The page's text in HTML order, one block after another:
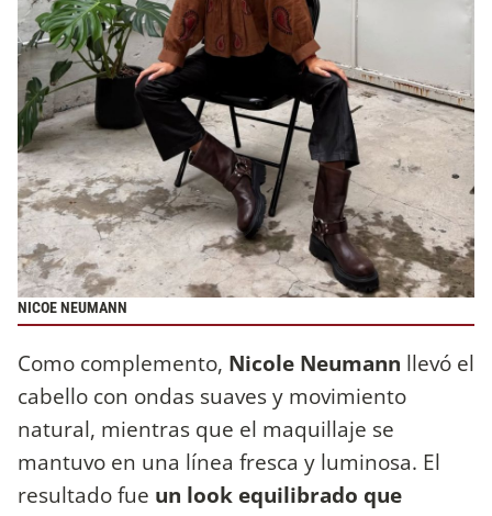
NICOE NEUMANN
Como complemento, Nicole Neumann llevó el
cabello con ondas suaves y movimiento
natural, mientras que el maquillaje se
mantuvo en una línea fresca y luminosa. El
resultado fue un look equilibrado que